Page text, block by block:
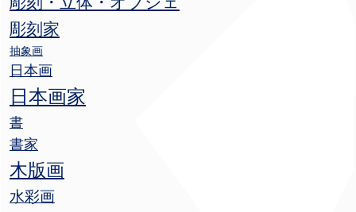
彫刻家
抽象画
日本画
日本画家
書
書家
木版画
水彩画